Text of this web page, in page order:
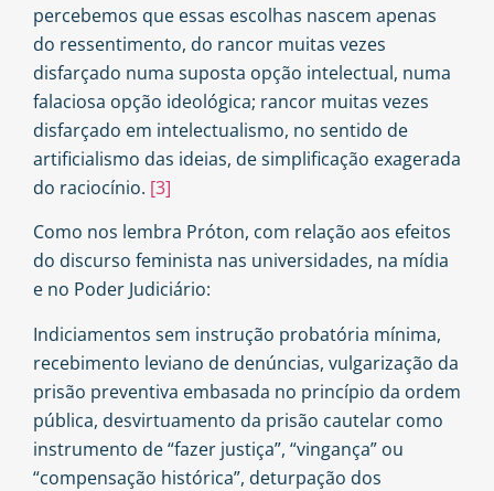
percebemos que essas escolhas nascem apenas
do ressentimento, do rancor muitas vezes
disfarçado numa suposta opção intelectual, numa
falaciosa opção ideológica; rancor muitas vezes
disfarçado em intelectualismo, no sentido de
artificialismo das ideias, de simplificação exagerada
do raciocínio. [3]
Como nos lembra Próton, com relação aos efeitos
do discurso feminista nas universidades, na mídia
e no Poder Judiciário:
Indiciamentos sem instrução probatória mínima,
recebimento leviano de denúncias, vulgarização da
prisão preventiva embasada no princípio da ordem
pública, desvirtuamento da prisão cautelar como
instrumento de “fazer justiça”, “vingança” ou
“compensação histórica”, deturpação dos